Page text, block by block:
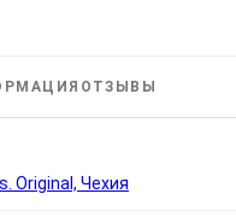
ОТЗЫВЫ
Original, Чехия